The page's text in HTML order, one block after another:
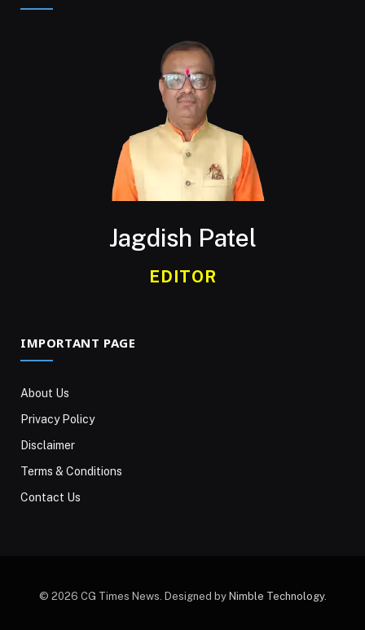
Jagdish Patel
EDITOR
IMPORTANT PAGE
About Us
Privacy Policy
Disclaimer
Terms & Conditions
Contact Us
© 2026 CG Times News. Designed by Nimble Technology.